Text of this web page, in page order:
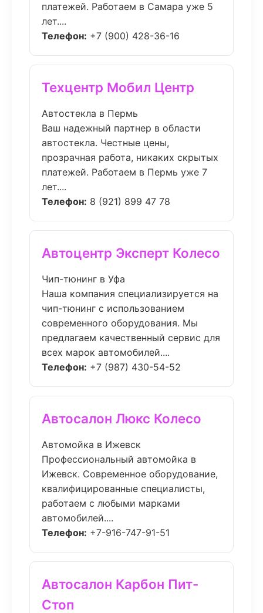
платежей. Работаем в Самара уже 5
лет....
Телефон: +7 (900) 428-36-16
Техцентр Мобил Центр
Автостекла в Пермь
Ваш надежный партнер в области
автостекла. Честные цены,
прозрачная работа, никаких скрытых
платежей. Работаем в Пермь уже 7
лет....
Телефон: 8 (921) 899 47 78
Автоцентр Эксперт Колесо
Чип-тюнинг в Уфа
Наша компания специализируется на
чип-тюнинг с использованием
современного оборудования. Мы
предлагаем качественный сервис для
всех марок автомобилей....
Телефон: +7 (987) 430-54-52
Автосалон Люкс Колесо
Автомойка в Ижевск
Профессиональный автомойка в
Ижевск. Современное оборудование,
квалифицированные специалисты,
работаем с любыми марками
автомобилей....
Телефон: +7-916-747-91-51
Автосалон Карбон Пит-
Стоп